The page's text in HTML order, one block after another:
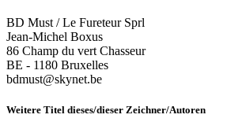
BD Must / Le Fureteur Sprl
Jean-Michel Boxus
86 Champ du vert Chasseur
BE - 1180 Bruxelles
bdmust@skynet.be
Weitere Titel dieses/dieser Zeichner/Autoren